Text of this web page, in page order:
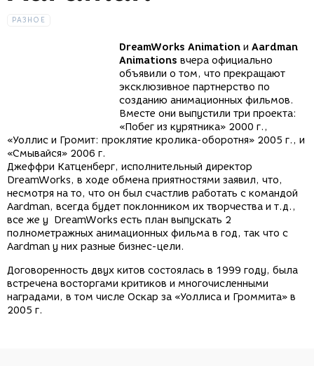
РАЗНОЕ
DreamWorks Animation и Aardman
Animations вчера официально
объявили о том, что прекращают
эксклюзивное партнерство по
созданию анимационных фильмов.
Вместе они выпустили три проекта:
«Побег из курятника» 2000 г.,
«Уоллис и Громит: проклятие кролика-оборотня» 2005 г., и
«Смывайся» 2006 г.
Джеффри Катценберг, исполнительный директор
DreamWorks, в ходе обмена приятностями заявил, что,
несмотря на то, что он был счастлив работать с командой
Aardman, всегда будет поклонником их творчества и т.д.,
все же у DreamWorks есть план выпускать 2
полнометражных анимационных фильма в год, так что с
Aardman у них разные бизнес-цели.
Договоренность двух китов состоялась в 1999 году, была
встречена восторгами критиков и многочисленными
наградами, в том числе Оскар за «Уоллиса и Громмита» в
2005 г.